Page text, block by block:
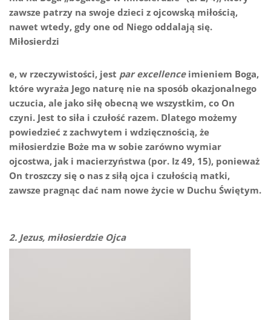
zawsze patrzy na swoje dzieci z ojcowską miłością,
nawet wtedy, gdy one od Niego oddalają się.
Miłosierdzi
e, w rzeczywistości, jest par excellenceimieniem Boga,
które wyraża Jego naturę nie na sposób okazjonalnego
uczucia, ale jako siłę obecną we wszystkim, co On
czyni. Jest to siła i czułość razem. Dlatego możemy
powiedzieć z zachwytem i wdzięcznością, że
miłosierdzie Boże ma w sobie zarówno wymiar
ojcostwa, jak i macierzyństwa (por. Iz 49, 15), ponieważ
On troszczy się o nas z siłą ojca i czułością matki,
zawsze pragnąc dać nam nowe życie w Duchu Świętym.
2. Jezus, miłosierdzie Ojca